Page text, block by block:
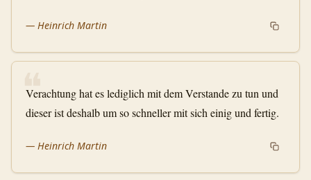
— Heinrich Martin
❝
Verachtung hat es lediglich mit dem Verstande zu tun und
dieser ist deshalb um so schneller mit sich einig und fertig.
— Heinrich Martin